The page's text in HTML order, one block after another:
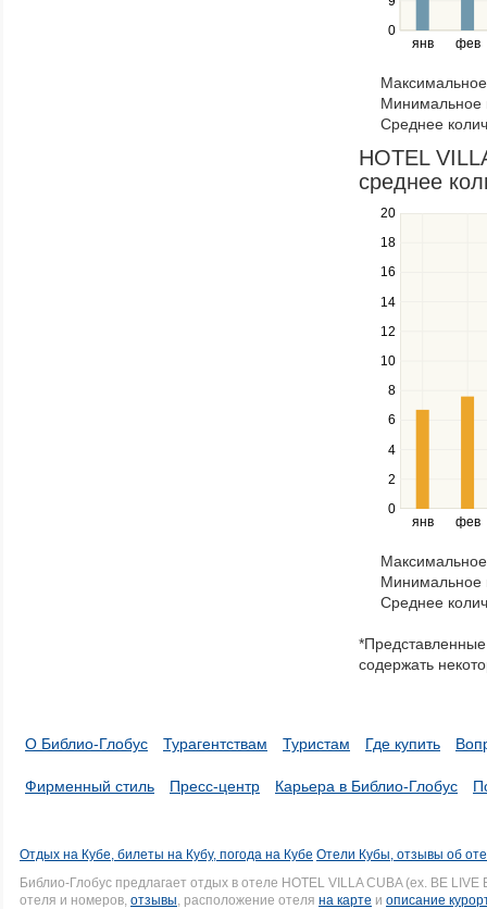
янв фев
0
and
right
navigate
through
items
in
a
series.
Минимальное
Среднее
HOTEL
среднее
янв фев
0
2
4
6
8
10
12
14
16
18
20
Use
the
and
down
to
navigate
series.
Use
the
and
right
navigate
through
items
a
series.
Минимальное
Среднее
содержать
О Библио-Глобус Турагентствам Туристам Где купить
Фирменный стиль Пресс-центр Карьера в Библио-Глобус
Отдых на Кубе, билеты на Кубу, погода на Кубе Отели Кубы, отзывы об
Библио-Глобус предлагает отдых в отеле HOTEL VILLA CUBA (ex. BE
отеля и номеров, отзывы, расположение отеля на карте и описание